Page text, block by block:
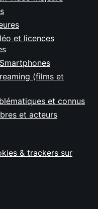
et licences
(films et
et connus
et acteurs
& trackers sur